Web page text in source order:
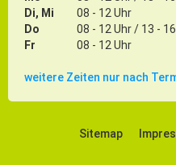
Di, Mi
08 - 12 Uhr
Do
08 - 12 Uhr / 13 -
Fr
08 - 12 Uhr
weitere Zeiten nur nach
Sitemap